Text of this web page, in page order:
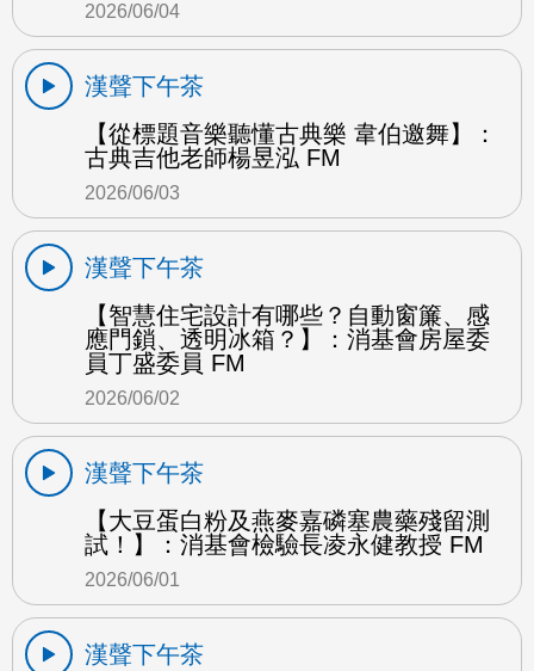
2026/06/04
漢聲下午茶
【從標題音樂聽懂古典樂 韋伯邀舞】：
古典吉他老師楊昱泓 FM
2026/06/03
漢聲下午茶
【智慧住宅設計有哪些？自動窗簾、感
應門鎖、透明冰箱？】：消基會房屋委
員丁盛委員 FM
2026/06/02
漢聲下午茶
【大豆蛋白粉及燕麥嘉磷塞農藥殘留測
試！】：消基會檢驗長凌永健教授 FM
2026/06/01
漢聲下午茶